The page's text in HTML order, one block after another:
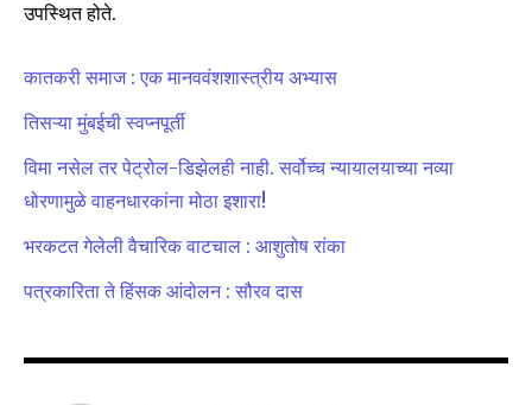
Join our community of
conversation.
To subscribe, simply enter your email address on our website
your privacy and won't spam your inbox. Your information is
safe with us.
SUBSCRIBE
उपस्थित होते.
कातकरी समाज : एक मानववंशशास्त्रीय अभ्यास
तिसऱ्या मुंबईची स्वप्नपूर्ती
विमा नसेल तर पेट्रोल-डिझेलही नाही. सर्वोच्च न्यायालयाच्या नव्या
धोरणामुळे वाहनधारकांना मोठा इशारा!
भरकटत गेलेली वैचारिक वाटचाल : आशुतोष रांका
पत्रकारिता ते हिंसक आंदोलन : सौरव दास